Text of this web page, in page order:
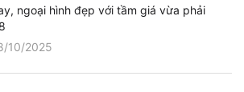
ngoại hình đẹp với tầm giá vừa phải
10/2025